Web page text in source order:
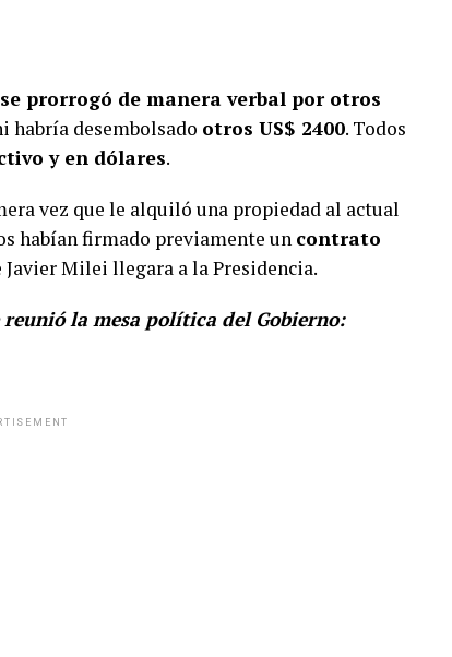
se prorrogó de manera verbal por otros
habría desembolsado otros US$ 2400. Todos
y en dólares.
vez que le alquiló una propiedad al actual
habían firmado previamente un contrato
Javier Milei llegara a la Presidencia.
la mesa política del Gobierno: